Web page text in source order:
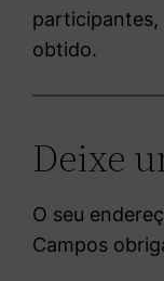
participantes,
obtido.
Deixe
O seu
Campos